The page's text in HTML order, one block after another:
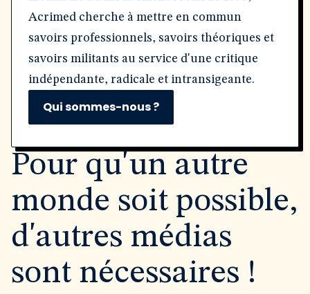
Acrimed cherche à mettre en commun
savoirs professionnels, savoirs théoriques et
savoirs militants au service d'une critique
indépendante, radicale et intransigeante.
Qui sommes-nous ?
Pour qu'un autre
monde soit possible,
d'autres médias
sont nécessaires !